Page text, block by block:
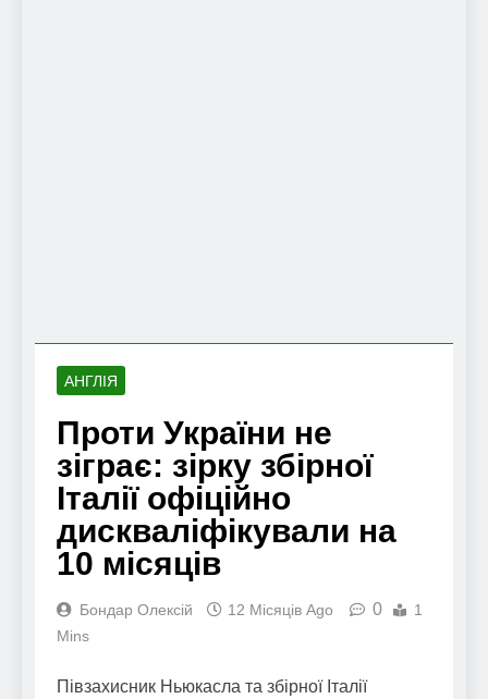
АНГЛІЯ
Проти України не
зіграє: зірку збірної
Італії офіційно
дискваліфікували на
10 місяців
Бондар Олексій 12 Місяців Ago 0
1
Mins
Півзахисник Ньюкасла та збірної Італії